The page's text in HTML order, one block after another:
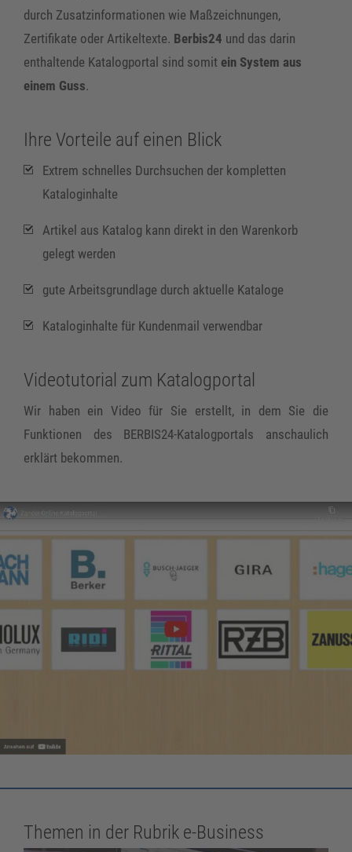
durch Zusatzinformationen wie Maßzeichnungen,
Zertifikate oder Artikeltexte. Berbis24 und das darin
enthaltende Katalogportal sind somit ein System aus
einem Guss.
Ihre Vorteile auf einen Blick
Extrem schnelles Durchsuchen der kompletten
Kataloginhalte
Artikel aus Katalog kann direkt in den Warenkorb
gelegt werden
gute Arbeitsgrundlage durch aktuelle Kataloge
Kataloginhalte für Kundenmail verwendbar
Videotutorial zum Katalogportal
Wir haben ein Video für Sie erstellt, in dem Sie die
Funktionen des BERBIS24-Katalogportals anschaulich
erklärt bekommen.
Themen in der Rubrik e-Business